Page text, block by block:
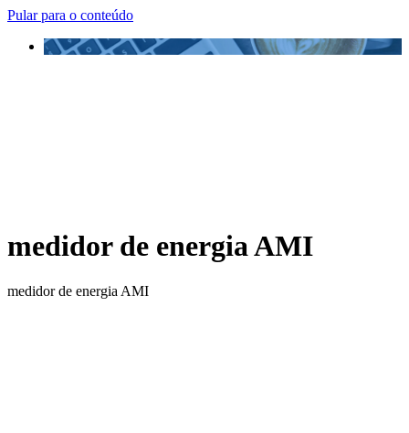
Pular para o conteúdo
medidor de energia AMI
medidor de energia AMI